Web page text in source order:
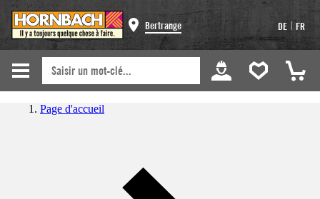
Bertrange DE | FR
Page d'accueil